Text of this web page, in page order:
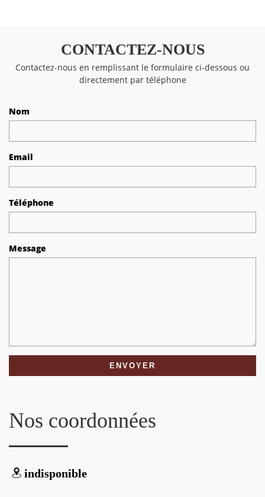
CONTACTEZ-NOUS
Contactez-nous en remplissant le formulaire ci-dessous ou
directement par téléphone
Nom
Email
Téléphone
Message
Nos coordonnées
indisponible